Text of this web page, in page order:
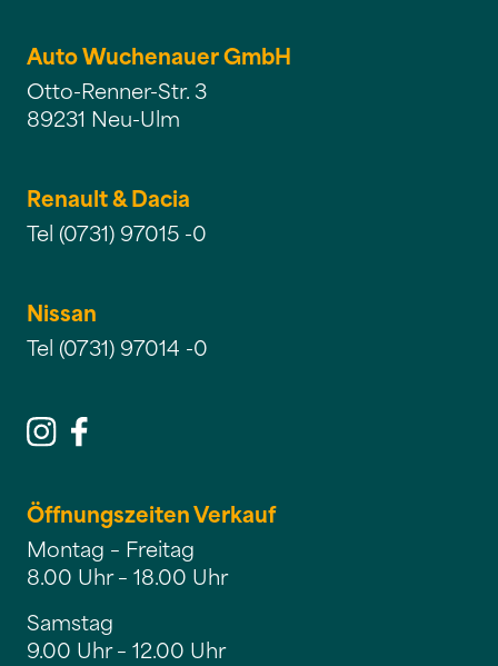
Auto Wuchenauer GmbH
Otto-Renner-Str. 3
89231 Neu-Ulm
Renault & Dacia
Tel (0731) 97015 -0
Nissan
Tel (0731) 97014 -0
Öffnungszeiten Verkauf
Montag – Freitag
8.00 Uhr – 18.00 Uhr
Samstag
9.00 Uhr – 12.00 Uhr